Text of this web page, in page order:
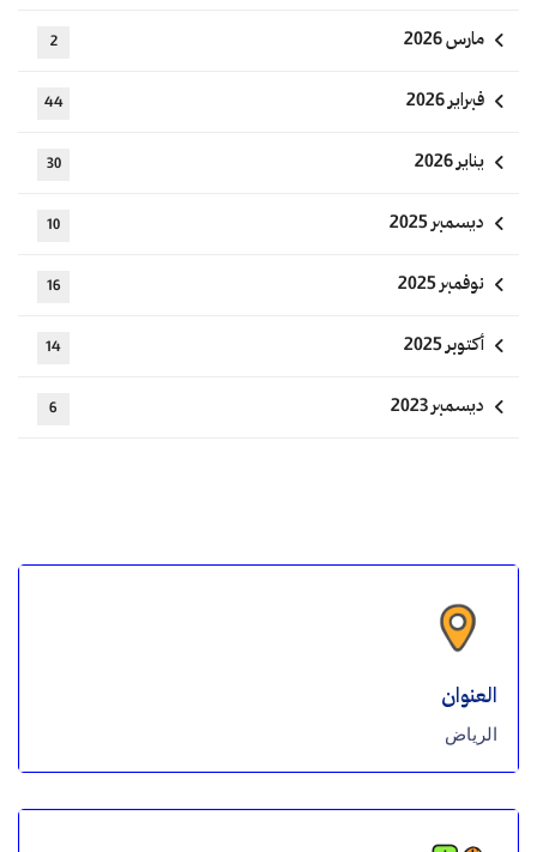
مارس 2026 2
فبراير 2026 44
يناير 2026 30
ديسمبر 2025 10
نوفمبر 2025 16
أكتوبر 2025 14
ديسمبر 2023 6
العنوان
الرياض